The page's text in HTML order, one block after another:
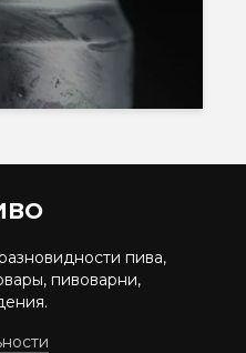
пива,
пивоварни,